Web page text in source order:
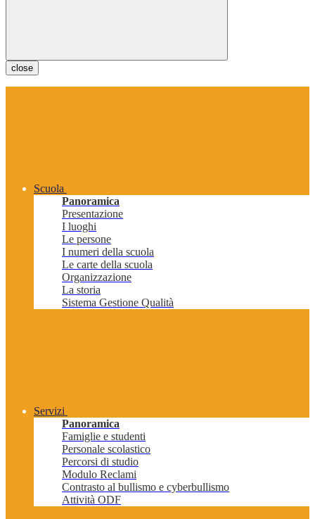
close
Scuola
Panoramica
Presentazione
I luoghi
Le persone
I numeri della scuola
Le carte della scuola
Organizzazione
La storia
Sistema Gestione Qualità
Servizi
Panoramica
Famiglie e studenti
Personale scolastico
Percorsi di studio
Modulo Reclami
Contrasto al bullismo e cyberbullismo
Attività ODF